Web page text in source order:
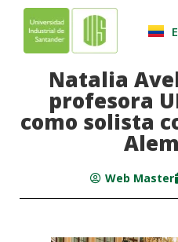
Natalia
profesora
como solista
Web Master